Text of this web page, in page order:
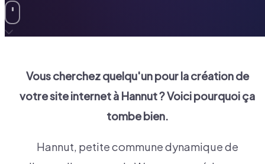
Vous cherchez quelqu'un pour la création de
votre site internet à Hannut? Voici pourquoi ça
tombe bien.
Hannut, petite commune dynamique de